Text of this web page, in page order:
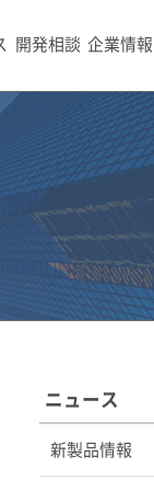
開発相談 企業情報
ニュース
新製品情報